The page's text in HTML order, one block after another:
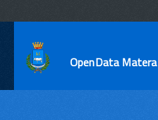
OpenData Matera